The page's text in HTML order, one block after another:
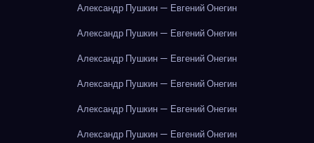
Александр Пушкин — Евгений Онегин
Александр Пушкин — Евгений Онегин
Александр Пушкин — Евгений Онегин
Александр Пушкин — Евгений Онегин
Александр Пушкин — Евгений Онегин
Александр Пушкин — Евгений Онегин